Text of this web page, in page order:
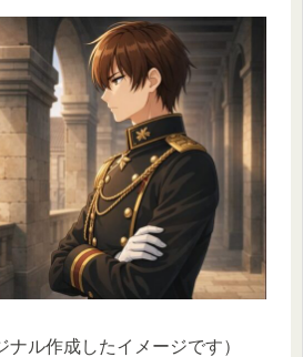
ナル作成したイメージです）